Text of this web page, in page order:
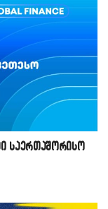
საერთაშორისო